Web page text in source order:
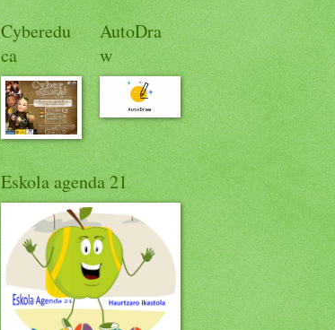
Cyberedu
ca
AutoDra
w
Eskola agenda 21